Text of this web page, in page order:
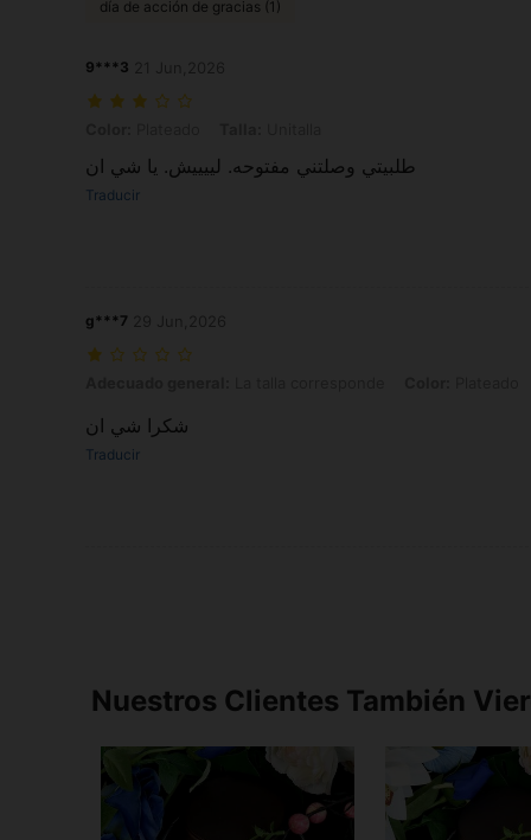
día de acción de gracias (1)
9***3
طلبيتي وصلتني مفتوحه. لييييش. يا شي ان
Traducir
g***7
شكرا شي ان
Traducir
Nuestros Clientes También